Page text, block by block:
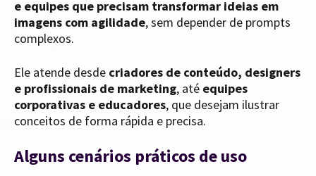
e equipes que precisam transformar ideias em
imagens com agilidade, sem depender de prompts
complexos.
Ele atende desde criadores de conteúdo, designers
e profissionais de marketing, até equipes
corporativas e educadores, que desejam ilustrar
conceitos de forma rápida e precisa.
Alguns cenários práticos de uso